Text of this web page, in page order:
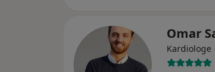
Omar
Kardiologe